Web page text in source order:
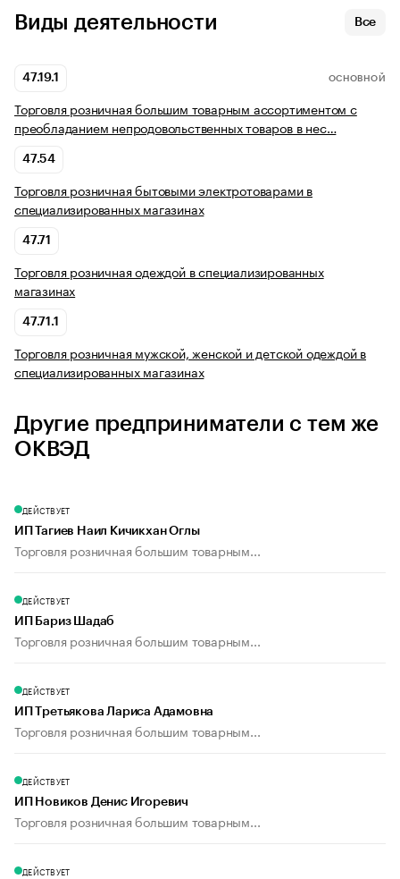
Виды деятельности Все
47.19.1 ОСНОВНОЙ
Торговля розничная большим товарным ассортиментом с
преобладанием непродовольственных товаров в нес…
47.54
Торговля розничная бытовыми электротоварами в
специализированных магазинах
47.71
Торговля розничная одеждой в специализированных
магазинах
47.71.1
Торговля розничная мужской, женской и детской одеждой в
специализированных магазинах
Другие предприниматели с тем же
ОКВЭД
ДЕЙСТВУЕТ
ИП Тагиев Наил Кичикхан Оглы
Торговля розничная большим товарным...
ДЕЙСТВУЕТ
ИП Бариз Шадаб
Торговля розничная большим товарным...
ДЕЙСТВУЕТ
ИП Третьякова Лариса Адамовна
Торговля розничная большим товарным...
ДЕЙСТВУЕТ
ИП Новиков Денис Игоревич
Торговля розничная большим товарным...
ДЕЙСТВУЕТ